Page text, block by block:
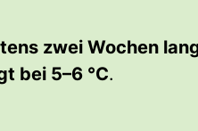
zwei Wochen
bei 5–6 °C.